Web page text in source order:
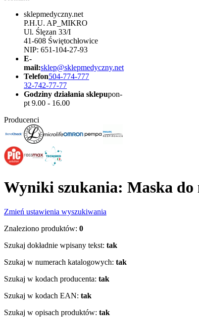
sklepmedyczny.net
P.H.U. AP_MIKRO
Ul. Ślęzan 33/I
41-608 Świętochłowice
NIP: 651-104-27-93
E-
mail:sklep@sklepmedyczny.net
Telefon504-774-777
32-742-77-77
Godziny działania sklepupon-
pt 9.00 - 16.00
Producenci
Wyniki szukania: Maska do
Zmień ustawienia wyszukiwania
Znaleziono produktów: 0
Szukaj dokładnie wpisany tekst: tak
Szukaj w numerach katalogowych: tak
Szukaj w kodach producenta: tak
Szukaj w kodach EAN: tak
Szukaj w opisach produktów: tak